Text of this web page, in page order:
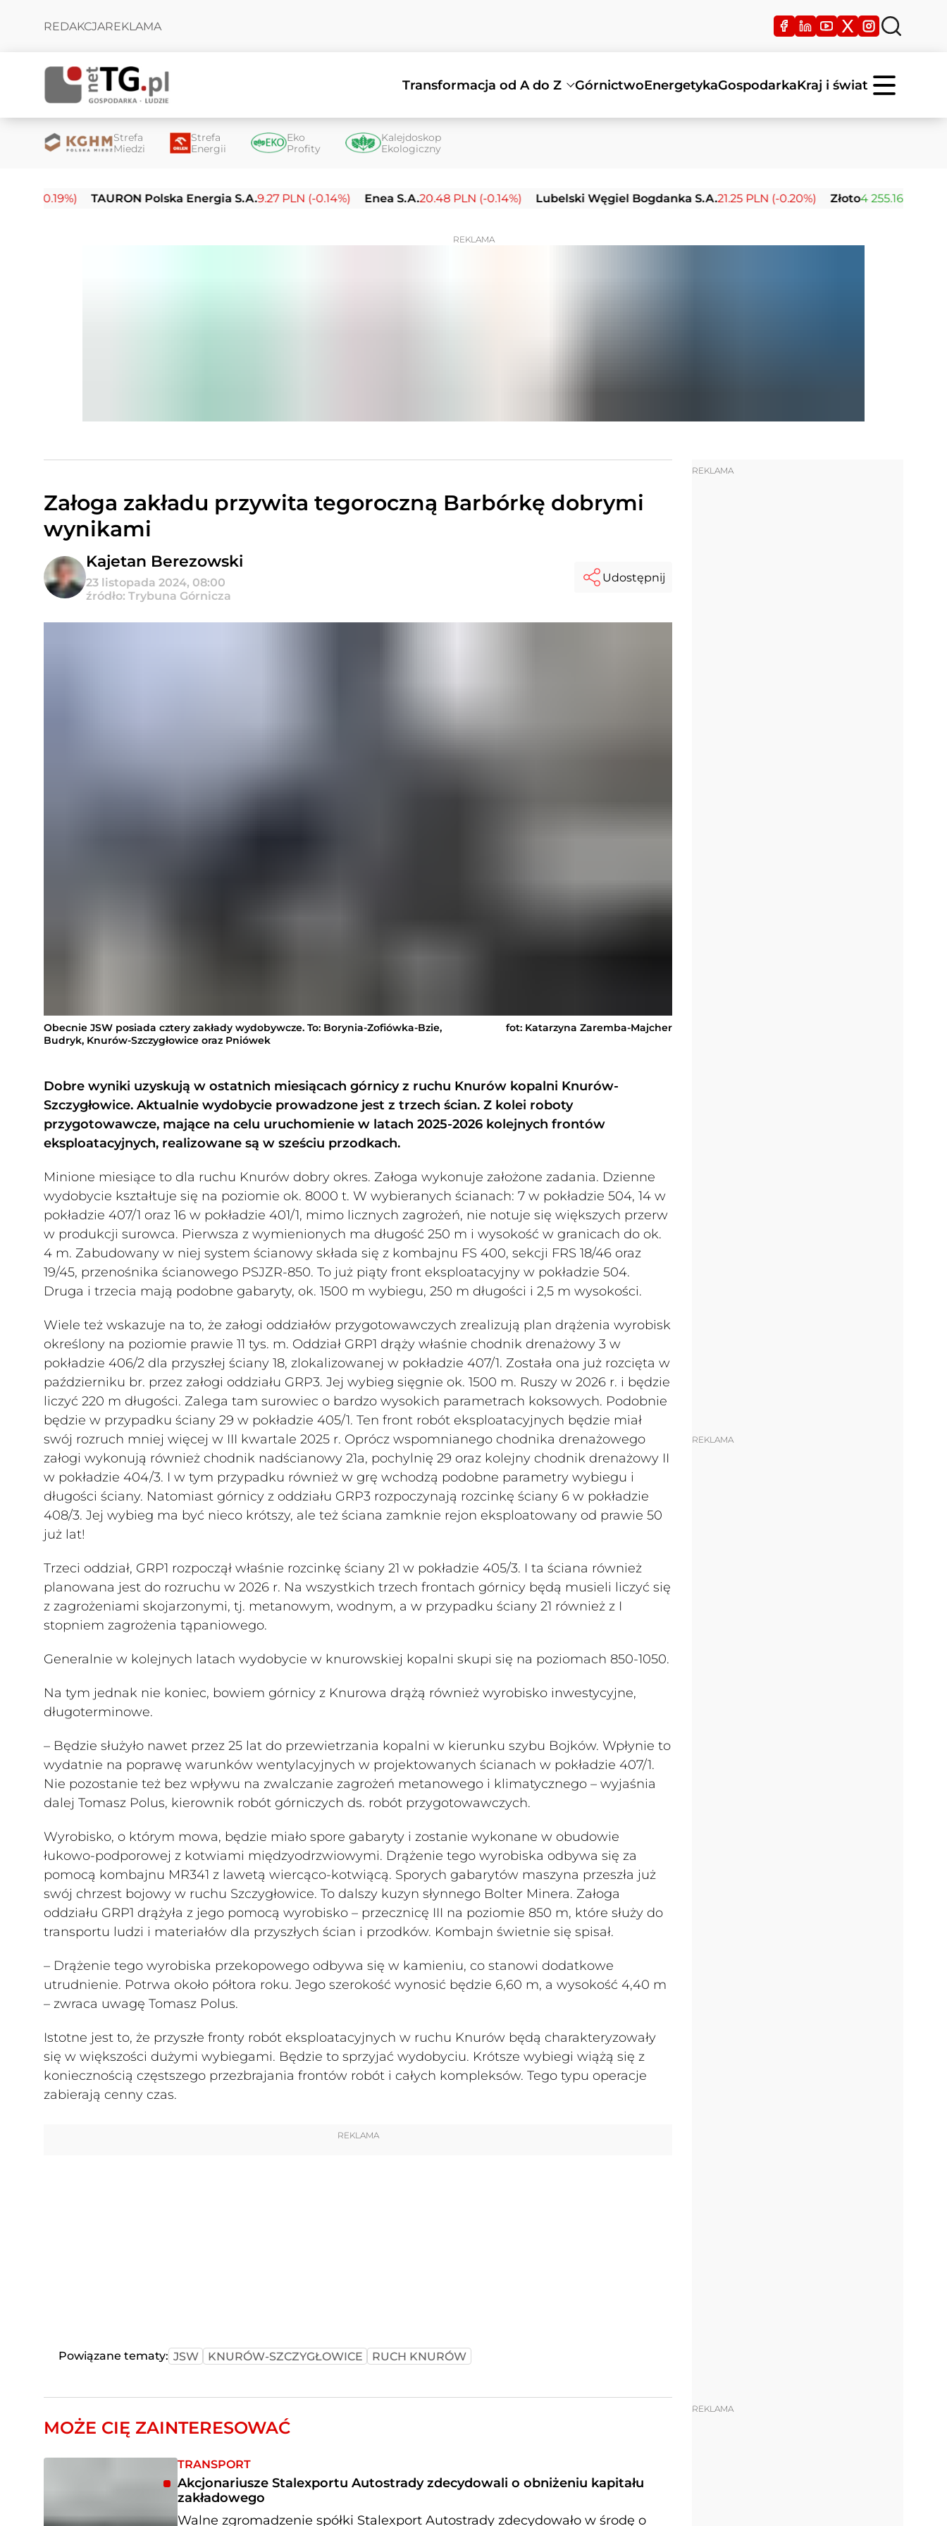
REDAKCJAREKLAMA
Transformacja od A do Z GórnictwoEnergetykaGospodarkaKraj i świat
Strefa
Miedzi
Strefa
Energii
Eko
Profity
Kalejdoskop
Ekologiczny
TAURON Polska Energia S.A.9.27 PLN (-0.14%) Enea S.A.20.48 PLN (-0.14%) Lubelski Węgiel Bogdanka S.A.21.25 PLN (-0.20%) Złoto4 255.16 USD (+0.19%)
REKLAMA
Załoga zakładu przywita tegoroczną Barbórkę dobrymi
wynikami
Kajetan Berezowski
23 listopada 2024, 08:00
źródło: Trybuna Górnicza
Udostępnij
Obecnie JSW posiada cztery zakłady wydobywcze. To: Borynia-Zofiówka-Bzie,
Budryk, Knurów-Szczygłowice oraz Pniówek
fot: Katarzyna Zaremba-Majcher
Dobre wyniki uzyskują w ostatnich miesiącach górnicy z ruchu Knurów kopalni Knurów-
Szczygłowice. Aktualnie wydobycie prowadzone jest z trzech ścian. Z kolei roboty
przygotowawcze, mające na celu uruchomienie w latach 2025-2026 kolejnych frontów
eksploatacyjnych, realizowane są w sześciu przodkach.
Minione miesiące to dla ruchu Knurów dobry okres. Załoga wykonuje założone zadania. Dzienne
wydobycie kształtuje się na poziomie ok. 8000 t. W wybieranych ścianach: 7 w pokładzie 504, 14 w
pokładzie 407/1 oraz 16 w pokładzie 401/1, mimo licznych zagrożeń, nie notuje się większych przerw
w produkcji surowca. Pierwsza z wymienionych ma długość 250 m i wysokość w granicach do ok.
4 m. Zabudowany w niej system ścianowy składa się z kombajnu FS 400, sekcji FRS 18/46 oraz
19/45, przenośnika ścianowego PSJZR-850. To już piąty front eksploatacyjny w pokładzie 504.
Druga i trzecia mają podobne gabaryty, ok. 1500 m wybiegu, 250 m długości i 2,5 m wysokości.
Wiele też wskazuje na to, że załogi oddziałów przygotowawczych zrealizują plan drążenia wyrobisk
określony na poziomie prawie 11 tys. m. Oddział GRP1 drąży właśnie chodnik drenażowy 3 w
pokładzie 406/2 dla przyszłej ściany 18, zlokalizowanej w pokładzie 407/1. Została ona już rozcięta w
październiku br. przez załogi oddziału GRP3. Jej wybieg sięgnie ok. 1500 m. Ruszy w 2026 r. i będzie
liczyć 220 m długości. Zalega tam surowiec o bardzo wysokich parametrach koksowych. Podobnie
będzie w przypadku ściany 29 w pokładzie 405/1. Ten front robót eksploatacyjnych będzie miał
swój rozruch mniej więcej w III kwartale 2025 r. Oprócz wspomnianego chodnika drenażowego
załogi wykonują również chodnik nadścianowy 21a, pochylnię 29 oraz kolejny chodnik drenażowy II
w pokładzie 404/3. I w tym przypadku również w grę wchodzą podobne parametry wybiegu i
długości ściany. Natomiast górnicy z oddziału GRP3 rozpoczynają rozcinkę ściany 6 w pokładzie
408/3. Jej wybieg ma być nieco krótszy, ale też ściana zamknie rejon eksploatowany od prawie 50
już lat!
Trzeci oddział, GRP1 rozpoczął właśnie rozcinkę ściany 21 w pokładzie 405/3. I ta ściana również
planowana jest do rozruchu w 2026 r. Na wszystkich trzech frontach górnicy będą musieli liczyć się
z zagrożeniami skojarzonymi, tj. metanowym, wodnym, a w przypadku ściany 21 również z I
stopniem zagrożenia tąpaniowego.
Generalnie w kolejnych latach wydobycie w knurowskiej kopalni skupi się na poziomach 850-1050.
Na tym jednak nie koniec, bowiem górnicy z Knurowa drążą również wyrobisko inwestycyjne,
długoterminowe.
– Będzie służyło nawet przez 25 lat do przewietrzania kopalni w kierunku szybu Bojków. Wpłynie to
wydatnie na poprawę warunków wentylacyjnych w projektowanych ścianach w pokładzie 407/1.
Nie pozostanie też bez wpływu na zwalczanie zagrożeń metanowego i klimatycznego – wyjaśnia
dalej Tomasz Polus, kierownik robót górniczych ds. robót przygotowawczych.
Wyrobisko, o którym mowa, będzie miało spore gabaryty i zostanie wykonane w obudowie
łukowo-podporowej z kotwiami międzyodrzwiowymi. Drążenie tego wyrobiska odbywa się za
pomocą kombajnu MR341 z lawetą wiercąco-kotwiącą. Sporych gabarytów maszyna przeszła już
swój chrzest bojowy w ruchu Szczygłowice. To dalszy kuzyn słynnego Bolter Minera. Załoga
oddziału GRP1 drążyła z jego pomocą wyrobisko – przecznicę III na poziomie 850 m, które służy do
transportu ludzi i materiałów dla przyszłych ścian i przodków. Kombajn świetnie się spisał.
– Drążenie tego wyrobiska przekopowego odbywa się w kamieniu, co stanowi dodatkowe
utrudnienie. Potrwa około półtora roku. Jego szerokość wynosić będzie 6,60 m, a wysokość 4,40 m
– zwraca uwagę Tomasz Polus.
Istotne jest to, że przyszłe fronty robót eksploatacyjnych w ruchu Knurów będą charakteryzowały
się w większości dużymi wybiegami. Będzie to sprzyjać wydobyciu. Krótsze wybiegi wiążą się z
koniecznością częstszego przezbrajania frontów robót i całych kompleksów. Tego typu operacje
zabierają cenny czas.
REKLAMA
Powiązane tematy: JSW KNURÓW-SZCZYGŁOWICE RUCH KNURÓW
REKLAMA
REKLAMA
MOŻE CIĘ ZAINTERESOWAĆ
TRANSPORT
Akcjonariusze Stalexportu Autostrady zdecydowali o obniżeniu kapitału
zakładowego
Walne zgromadzenie spółki Stalexport Autostrady zdecydowało w środę o
REKLAMA